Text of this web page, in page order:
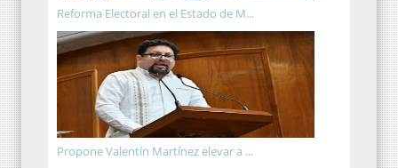
Reforma Electoral en el Estado de M...
Propone Valentín Martínez elevar a ...